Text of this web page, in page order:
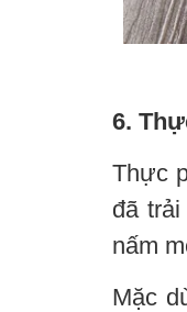
6.
Thực
đã
nấm
Mặc